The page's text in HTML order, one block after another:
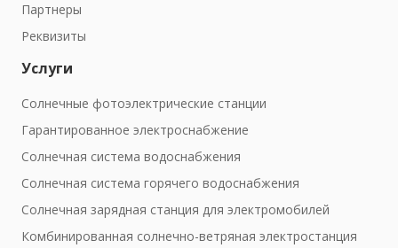
Партнеры
Реквизиты
Услуги
Солнечные фотоэлектрические станции
Гарантированное электроснабжение
Солнечная система водоснабжения
Солнечная система горячего водоснабжения
Солнечная зарядная станция для электромобилей
Комбинированная солнечно-ветряная электростанция